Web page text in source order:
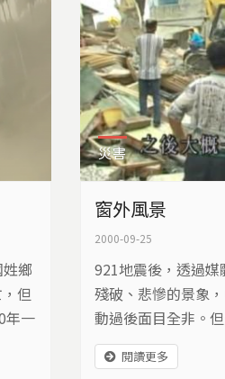
鄉
但
年一
後
開
災害
窗外風景
2000-09-25
921地震後，透過媒
殘破、悲慘的景象
動過後面目全非。
了總統大選、春節
而這適應過程當中
閱讀更多